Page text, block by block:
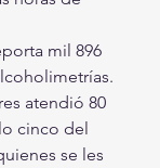
mil 896
atendió 80
cinco del
se les